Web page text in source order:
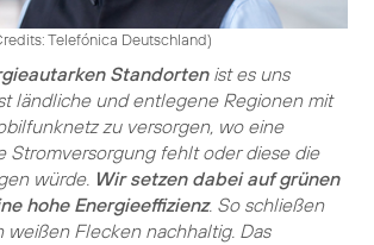
Telefónica Deutschland)
Standortenist es uns
ländliche und entlegene Regionen mit
zu versorgen, wo eine
Stromversorgung fehlt oder diese die
würde. Wir setzen dabei auf grünen
hohe Energieeffizienz. So schließen
weißen Flecken nachhaltig. Das